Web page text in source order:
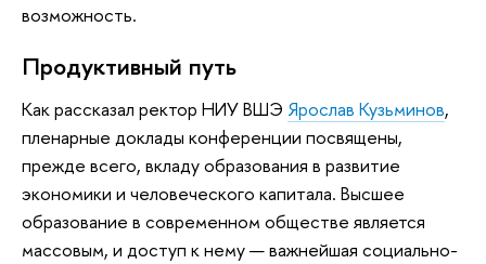
возможность.
Продуктивный путь
Как рассказал ректор НИУ ВШЭ Ярослав Кузьминов,
пленарные доклады конференции посвящены,
прежде всего, вкладу образования в развитие
экономики и человеческого капитала. Высшее
образование в современном обществе является
массовым, и доступ к нему — важнейшая социально-